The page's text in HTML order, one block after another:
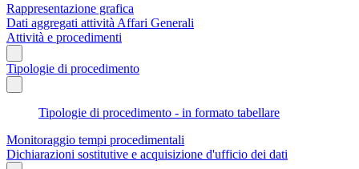
Rappresentazione grafica
Dati aggregati attività Affari Generali
Attività e procedimenti
Tipologie di procedimento
Tipologie di procedimento - in formato tabellare
Monitoraggio tempi procedimentali
Dichiarazioni sostitutive e acquisizione d'ufficio dei dati